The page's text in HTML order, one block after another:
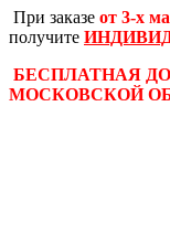
При заказе от 3-х
получите
БЕСПЛАТНАЯ
МОСКОВСКОЙ